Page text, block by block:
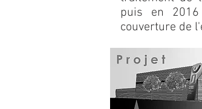
puis en
couverture de